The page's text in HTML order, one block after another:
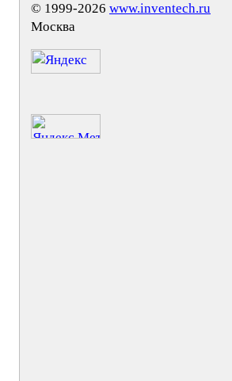
© 1999-2026 www.inventech.ru
Москва